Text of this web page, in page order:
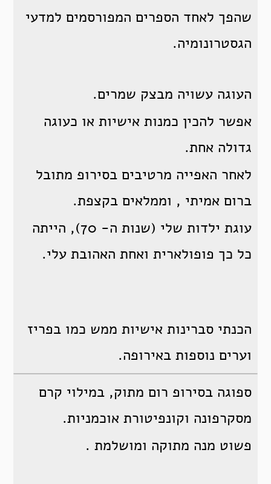
שהפך לאחד הספרים המפורסמים למדעי
הגסטרונומיה.
העוגה עשויה מבצק שמרים.
אפשר להכין כמנות אישיות או כעוגה
גדולה אחת.
לאחר האפייה מרטיבים בסירופ מתובל
ברום אמיתי , וממלאים בקצפת.
עוגת ילדות שלי (שנות ה- 70), הייתה
כל כך פופולארית ואחת האהובת עלי.
הכנתי סברינות אישיות ממש כמו בפריז
וערים נוספות באירופה.
ספוגה בסירופ רום מתוק, במילוי קרם
מסקרפונה וקונפיטורת אוכמניות.
פשוט מנה מתוקה ומושלמת .